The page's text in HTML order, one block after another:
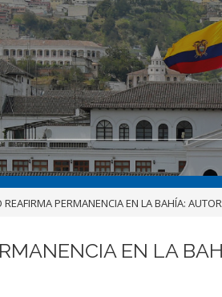
REAFIRMA PERMANENCIA EN LA BAHÍA:
EN LA